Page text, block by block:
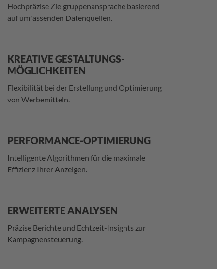
Hochpräzise Zielgruppenansprache basierend
auf umfassenden Datenquellen.
KREATIVE GESTALTUNGS-
MÖGLICHKEITEN
Flexibilität bei der Erstellung und Optimierung
von Werbemitteln.
PERFORMANCE-OPTIMIERUNG
Intelligente Algorithmen für die maximale
Effizienz Ihrer Anzeigen.
ERWEITERTE ANALYSEN
Präzise Berichte und Echtzeit-Insights zur
Kampagnensteuerung.